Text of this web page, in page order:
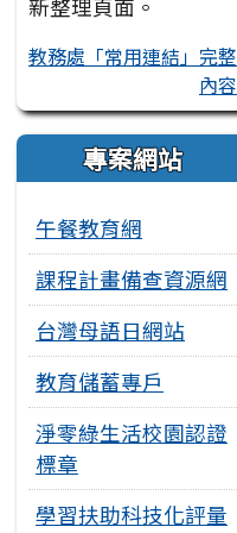
新整理頁面。
教務處「常用連結」完整
內容
專案網站
午餐教育網
課程計畫備查資源網
台灣母語日網站
教育儲蓄專戶
淨零綠生活校園認證
標章
學習扶助科技化評量